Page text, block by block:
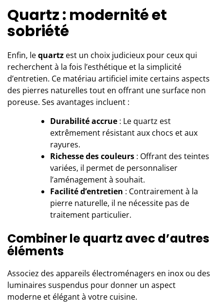
Quartz : modernité et
sobriété
Enfin, lequartz est un choix judicieux pour ceux qui
recherchent à la fois l’esthétique et la simplicité
d’entretien. Ce matériau artificiel imite certains aspects
des pierres naturelles tout en offrant une surface non
poreuse. Ses avantages incluent :
Durabilité accrue : Le quartz est
extrêmement résistant aux chocs et aux
rayures.
Richesse des couleurs : Offrant des teintes
variées, il permet de personnaliser
l’aménagement à souhait.
Facilité d’entretien : Contrairement à la
pierre naturelle, il ne nécessite pas de
traitement particulier.
Combiner le quartz avec d’autres
éléments
Associez des appareils électroménagers en inox ou des
luminaires suspendus pour donner un aspect
moderne et élégant à votre cuisine.